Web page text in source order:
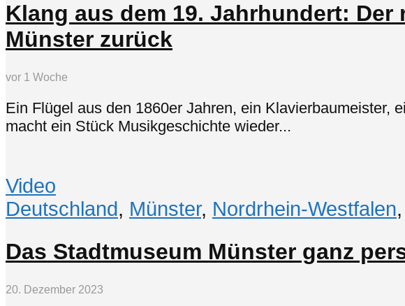
Klang aus dem 19. Jahrhundert:
Münster zurück
vor 1 Woche
Ein Flügel aus den 1860er Jahren, ein Klavierbaumeister,
macht ein Stück Musikgeschichte wieder...
Video
Deutschland, Münster, Nordrhein-Westfalen,
Das Stadtmuseum Münster ganz
20. Dezember 2023